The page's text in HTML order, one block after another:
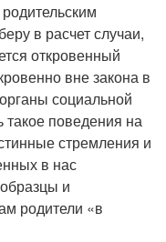
в расчет случаи,
откровенный
вне закона в
социальной
такое поведения на
стремления и
в нас
и
родители «в